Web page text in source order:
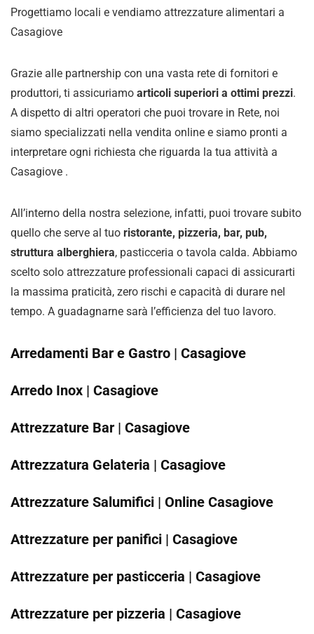
Progettiamo locali e vendiamo attrezzature alimentari a
Casagiove
Grazie alle partnership con una vasta rete di fornitori e
produttori, ti assicuriamo articoli superiori a ottimi prezzi.
A dispetto di altri operatori che puoi trovare in Rete, noi
siamo specializzati nella vendita online e siamo pronti a
interpretare ogni richiesta che riguarda la tua attività a
Casagiove .
All’interno della nostra selezione, infatti, puoi trovare subito
quello che serve al tuo ristorante, pizzeria, bar, pub,
struttura alberghiera, pasticceria o tavola calda. Abbiamo
scelto solo attrezzature professionali capaci di assicurarti
la massima praticità, zero rischi e capacità di durare nel
tempo. A guadagnarne sarà l’efficienza del tuo lavoro.
Arredamenti Bar e Gastro | Casagiove
Arredo Inox | Casagiove
Attrezzature Bar | Casagiove
Attrezzatura Gelateria | Casagiove
Attrezzature Salumifici | Online Casagiove
Attrezzature per panifici | Casagiove
Attrezzature per pasticceria | Casagiove
Attrezzature per pizzeria | Casagiove